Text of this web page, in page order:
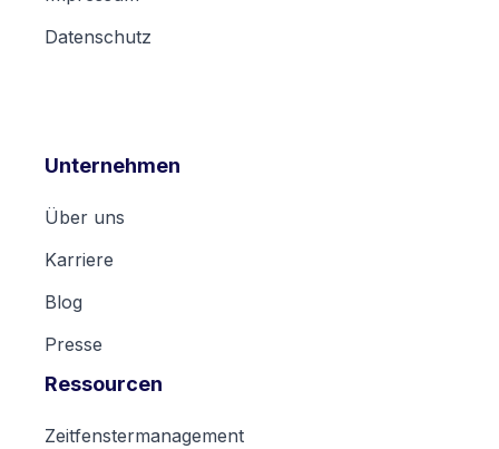
Datenschutz
Unternehmen
Über uns
Karriere
Blog
Presse
Ressourcen
Zeitfenstermanagement